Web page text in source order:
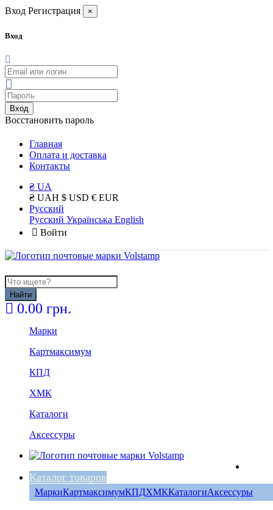
Вход Регистрация ×
Вход
Вход
Восстановить пароль
Главная
Оплата и доставка
Контакты
₴ UA
₴ UAH $ USD € EUR
Русский
Русский Українська English
Войти
Найти
0.00 грн.
Марки
Картмаксимум
КПД
ХМК
Каталоги
Аксессуры
Каталог товаров
МаркиКартмаксимумКПДХМККаталогиАксессуры